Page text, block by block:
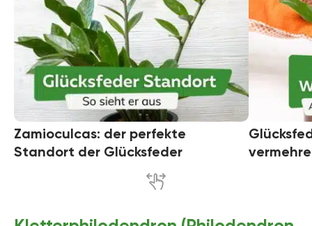
Zamioculcas: der perfekte
Standort der Glücksfeder